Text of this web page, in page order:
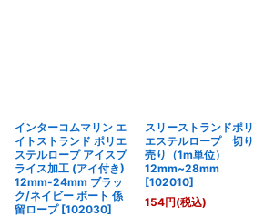
インターコムマリン エ
イトストランド ポリエ
ステルロープ アイスプ
ライス加工 (アイ付き)
12mm-24mm ブラッ
ク/ネイビー ボート 係
留ロープ [102030]
スリーストランドポリ
エステルロープ 切り
売り（1m単位）
12mm~28mm
[102010]
154円(税込)